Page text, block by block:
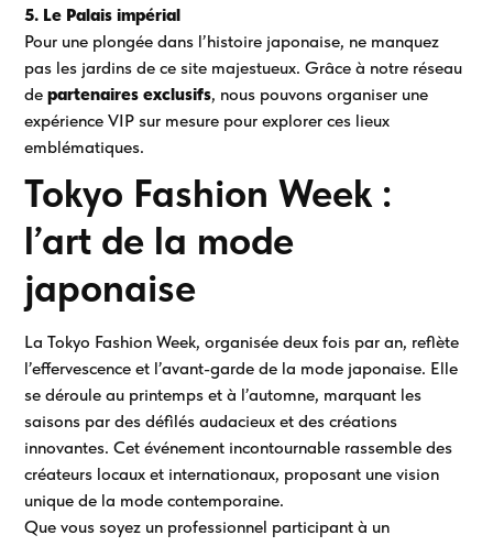
5. Le Palais impérial
Pour une plongée dans l’histoire japonaise, ne manquez
pas les jardins de ce site majestueux. Grâce à notre réseau
departenaires exclusifs, nous pouvons organiser une
expérience VIP sur mesure pour explorer ces lieux
emblématiques.
Tokyo Fashion Week :
l’art de la mode
japonaise
La Tokyo Fashion Week, organisée deux fois par an, reflète
l’effervescence et l’avant-garde de la mode japonaise. Elle
se déroule au printemps et à l’automne, marquant les
saisons par des défilés audacieux et des créations
innovantes. Cet événement incontournable rassemble des
créateurs locaux et internationaux, proposant une vision
unique de la mode contemporaine.
Que vous soyez un professionnel participant à un